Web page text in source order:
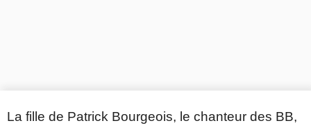
La fille de Patrick Bourgeois, le chanteur des BB,